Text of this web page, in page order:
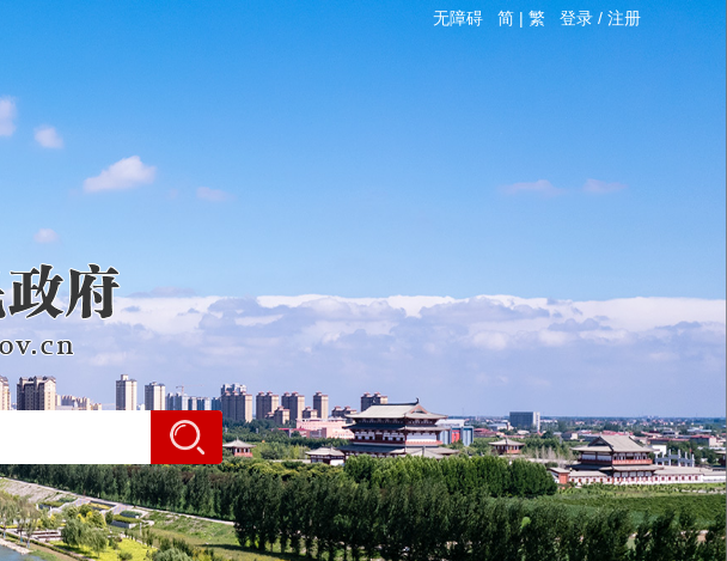
无障碍 简 |繁 登录/ 注册